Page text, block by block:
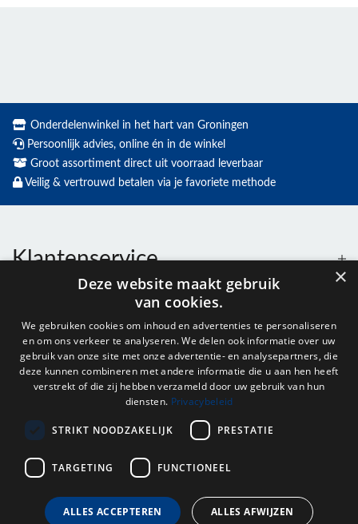
Onderdelenwinkel in het hart van Groningen
Persoonlijk advies, online én in de winkel
Groot assortiment direct uit voorraad leverbaar
Veilig & vertrouwd betalen via je favoriete methode
Klantenservice
Openingstijden
Nieuwsbrief
×
Deze website maakt gebruik
van cookies.
We gebruiken cookies om inhoud en advertenties te personaliseren
en om ons verkeer te analyseren. We delen ook informatie over uw
gebruik van onze site met onze advertentie- en analysepartners, die
deze kunnen combineren met andere informatie die u aan hen heeft
verstrekt of die zij hebben verzameld door uw gebruik van hun
diensten. Privacybeleid
STRIKT NOODZAKELIJK PRESTATIE
TARGETING FUNCTIONEEL
ALLES ACCEPTEREN ALLES AFWIJZEN